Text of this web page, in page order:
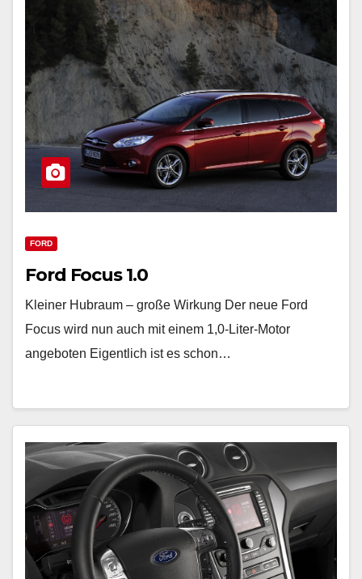
FORD
Ford Focus 1.0
Kleiner Hubraum – große Wirkung Der neue Ford
Focus wird nun auch mit einem 1,0-Liter-Motor
angeboten Eigentlich ist es schon…